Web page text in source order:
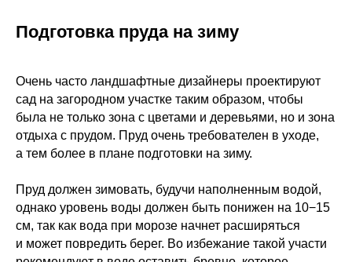
Подготовка пруда на зиму
Очень часто ландшафтные дизайнеры проектируют
сад на загородном участке таким образом, чтобы
была не только зона с цветами и деревьями, но и зона
отдыха с прудом. Пруд очень требователен в уходе,
а тем более в плане подготовки на зиму.
Пруд должен зимовать, будучи наполненным водой,
однако уровень воды должен быть понижен на 10−15
см, так как вода при морозе начнет расширяться
и может повредить берег. Во избежание такой участи